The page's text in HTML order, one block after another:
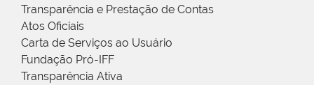
Transparência e Prestação de Contas
Atos Oficiais
Carta de Serviços ao Usuário
Fundação Pró-IFF
Transparência Ativa